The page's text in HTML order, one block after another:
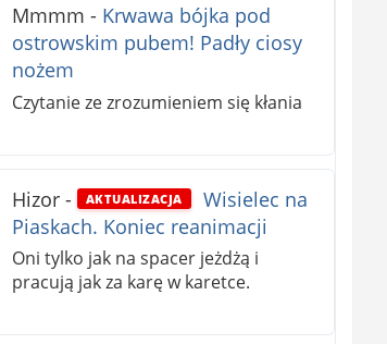
Mmmm - Krwawa bójka pod
ostrowskim pubem! Padły ciosy
nożem
Czytanie ze zrozumieniem się kłania
Hizor- AKTUALIZACJA
Wisielec na
Piaskach. Koniec reanimacji
Oni tylko jak na spacer jeżdżą i
pracują jak za karę w karetce.